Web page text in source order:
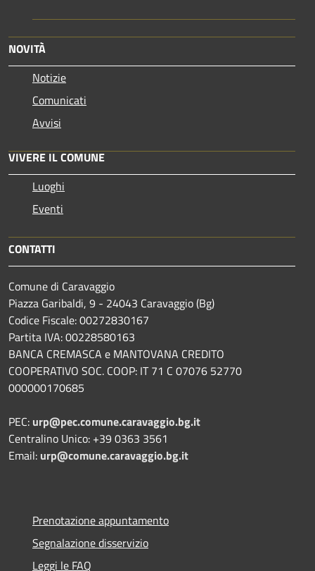
NOVITÀ
Notizie
Comunicati
Avvisi
VIVERE IL COMUNE
Luoghi
Eventi
CONTATTI
Comune di Caravaggio
Piazza Garibaldi, 9 - 24043 Caravaggio (Bg)
Codice Fiscale: 00272830167
Partita IVA: 00228580163
BANCA CREMASCA e MANTOVANA CREDITO
COOPERATIVO SOC. COOP: IT 71 C 07076 52770
000000170685
PEC: urp@pec.comune.caravaggio.bg.it
Centralino Unico: +39 0363 3561
Email: urp@comune.caravaggio.bg.it
Prenotazione appuntamento
Segnalazione disservizio
Leggi le FAQ